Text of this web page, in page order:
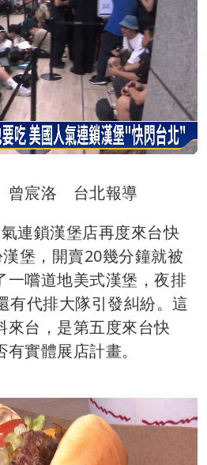
曾宸洛 台北報導
連鎖漢堡店再度來台快
堡，開賣20幾分鐘就被
一嚐道地美式漢堡，夜排
有代排大隊引發糾紛。這
來台，是第五度來台快
實體展店計畫。